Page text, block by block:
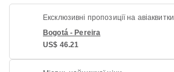
Ексклюзивні пропозиції на авіаквитки
Bogotá - Pereira
US$ 46.21